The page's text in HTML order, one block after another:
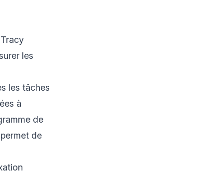
les
les tâches
à
de
de